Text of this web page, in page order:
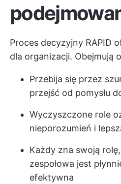
Proces decyzyjny RAPID
dla organizacji. Obejmują
Przebija się przez
przejść od pomysłu
Wyczyszczone role
nieporozumień i
Każdy zna swoją
zespołowa jest
efektywna